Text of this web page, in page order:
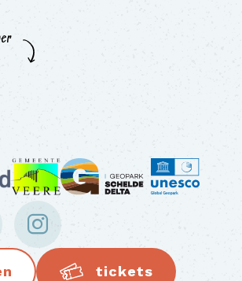
tickets